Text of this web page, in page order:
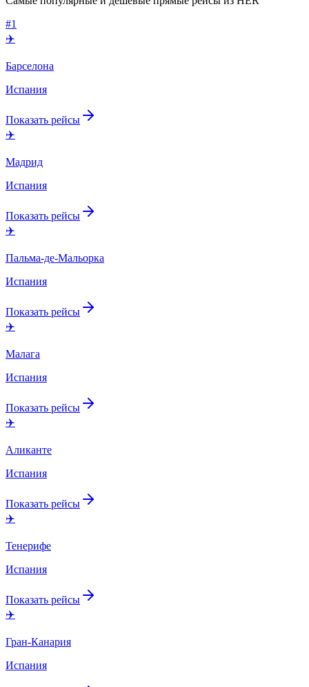
#1
✈️
Барселона
Испания
Показать рейсы
✈️
Мадрид
Испания
Показать рейсы
✈️
Пальма-де-Мальорка
Испания
Показать рейсы
✈️
Малага
Испания
Показать рейсы
✈️
Аликанте
Испания
Показать рейсы
✈️
Тенерифе
Испания
Показать рейсы
✈️
Гран-Канария
Испания